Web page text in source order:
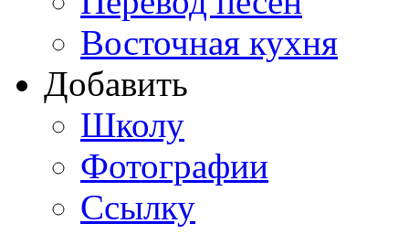
Восточная кухня
Добавить
Школу
Фотографии
Ссылку